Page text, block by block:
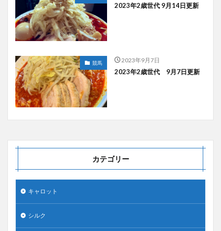
2023年2歳世代 9月14日更新
競馬 2023年9月7日
2023年2歳世代 9月7日更新
カテゴリー
キャロット
シルク